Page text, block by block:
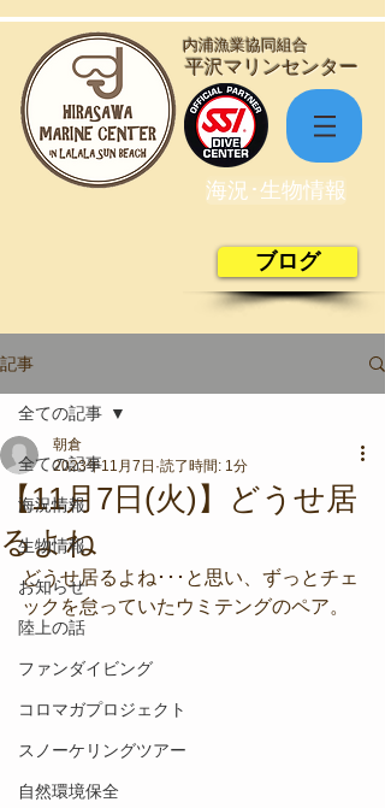
​平沢マリンセンター
​内浦漁業協同組合
海況･生物情報
ブログ
記事
全ての記事
海況情報
生物情報
お知らせ
陸上の話
ファンダイビング
コロマガプロジェクト
スノーケリングツアー
自然環境保全
全ての記事
【11月7日(火)】どうせ居
るよね
朝倉
2023年11月7日 読了時間: 1分
どうせ居るよね･･･と思い、ずっとチェ
ックを怠っていたウミテングのペア。